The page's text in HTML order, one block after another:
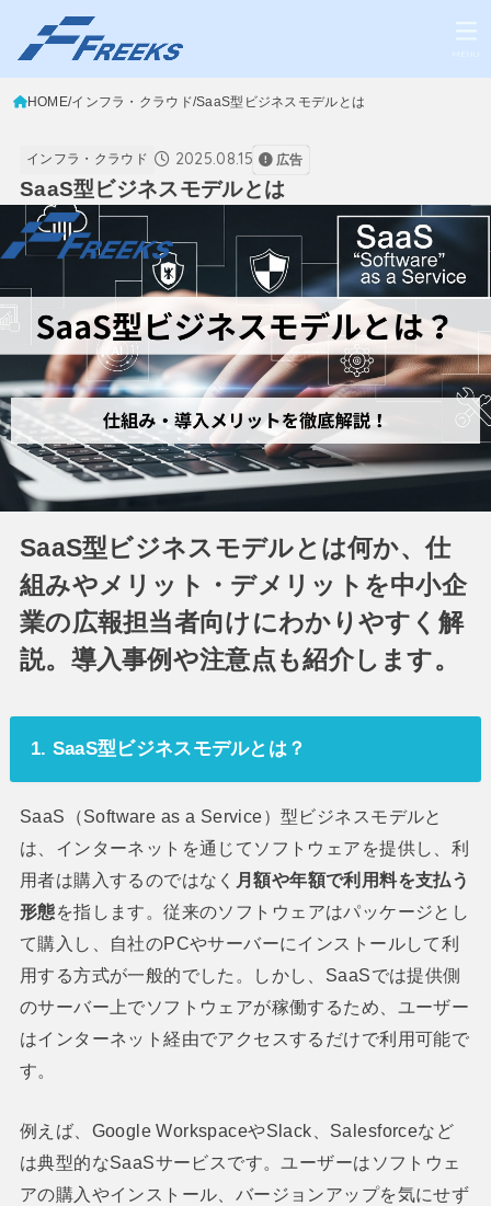
HOME インフラ・クラウド SaaS型ビジネスモデルとは
インフラ・クラウド 2025.08.15 広告
SaaS型ビジネスモデルとは
SaaS型ビジネスモデルとは何か、仕
組みやメリット・デメリットを中小企
業の広報担当者向けにわかりやすく解
説。導入事例や注意点も紹介します。
1. SaaS型ビジネスモデルとは？
SaaS（Software as a Service）型ビジネスモデルと
は、インターネットを通じてソフトウェアを提供し、利
用者は購入するのではなく 月額や年額で利用料を支払う
形態を指します。従来のソフトウェアはパッケージとし
て購入し、自社のPCやサーバーにインストールして利
用する方式が一般的でした。しかし、SaaSでは提供側
のサーバー上でソフトウェアが稼働するため、ユーザー
はインターネット経由でアクセスするだけで利用可能で
す。
例えば、Google WorkspaceやSlack、Salesforceなど
は典型的なSaaSサービスです。ユーザーはソフトウェ
アの購入やインストール、バージョンアップを気にせず